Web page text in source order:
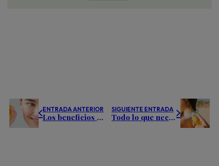
ENTRADA ANTERIOR
Los beneficios de los mejores sérums de vitamina C para una piel radiante
SIGUIENTE ENTRADA
Todo lo que necesitas saber sobre aceites solares con protección